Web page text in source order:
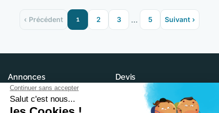
‹ Précédent 1 2 3 … 5 Suivant ›
Annonces
Maisons neuves
Terrains à construire
Devis
Demander un devis
Trouver son constructeur